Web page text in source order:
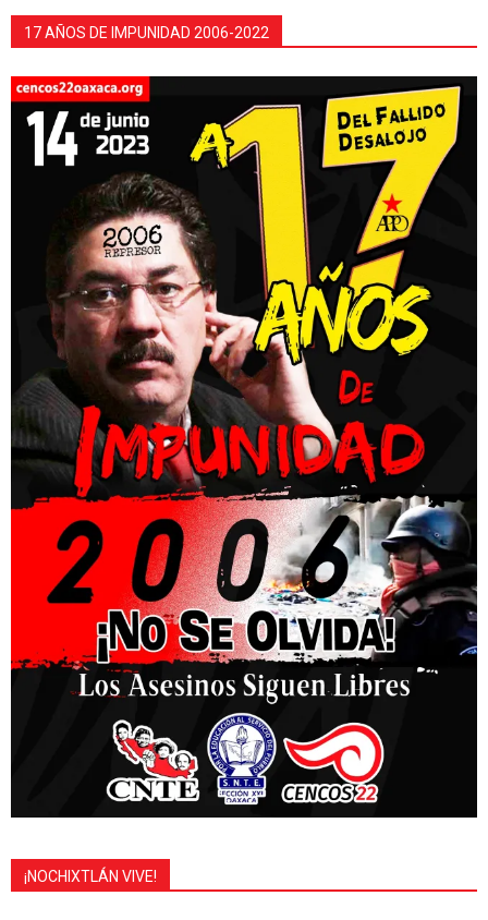
17 AÑOS DE IMPUNIDAD 2006-2022
¡NOCHIXTLÁN VIVE!